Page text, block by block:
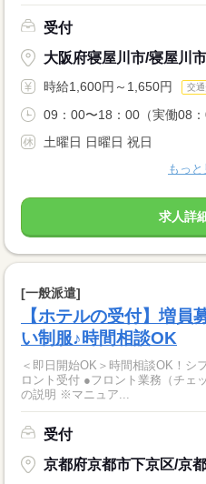
受付
大阪府寝屋川市/寝屋川
時給1,600円～1,650円 交
09：00〜18：00（実働08：
土曜日 日曜日 祝日
もっと
求人詳
[一般派遣]
【ホテルの受付】増
い制服♪時間相談OK
＜即日開始OK＞時間相談OK！シ
ロント受付 ●フロント業務（チェックイン・チェックアウト） ●館内
の説明 ※マニュア...
受付
京都府京都市下京区/京